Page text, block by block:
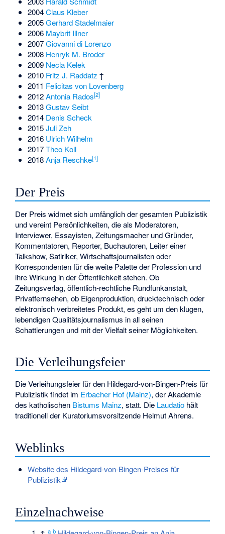
2004Claus Kleber
2005Gerhard Stadelmaier
2006 Maybrit Illner
2007Giovanni di Lorenzo
2008 Henryk M. Broder
2009 Necla Kelek
2010 Fritz J. Raddatz †
2011 Felicitas von Lovenberg
2012Antonia Rados[2]
2013Gustav Seibt
2014 Denis Scheck
2015Juli Zeh
2016 Ulrich Wilhelm
2017Theo Koll
2018Anja Reschke[1]
Der Preis
Der Preis widmet sich umfänglich der gesamten Publizistik
und vereint Persönlichkeiten, die als Moderatoren,
Interviewer, Essayisten, Zeitungsmacher und Gründer,
Kommentatoren, Reporter, Buchautoren, Leiter einer
Talkshow, Satiriker, Wirtschaftsjournalisten oder
Korrespondenten für die weite Palette der Profession und
ihre Wirkung in der Öffentlichkeit stehen. Ob
Zeitungsverlag, öffentlich-rechtliche Rundfunkanstalt,
Privatfernsehen, ob Eigenproduktion, drucktechnisch oder
elektronisch verbreitetes Produkt, es geht um den klugen,
lebendigen Qualitätsjournalismus in all seinen
Schattierungen und mit der Vielfalt seiner Möglichkeiten.
Die Verleihungsfeier
Die Verleihungsfeier für den Hildegard-von-Bingen-Preis für
Publizistik findet im Erbacher Hof (Mainz), der Akademie
des katholischen Bistums Mainz, statt. Die Laudatio hält
traditionell der Kuratoriumsvorsitzende Helmut Ahrens.
Weblinks
Website des Hildegard-von-Bingen-Preises für
Publizistik
Einzelnachweise
a b